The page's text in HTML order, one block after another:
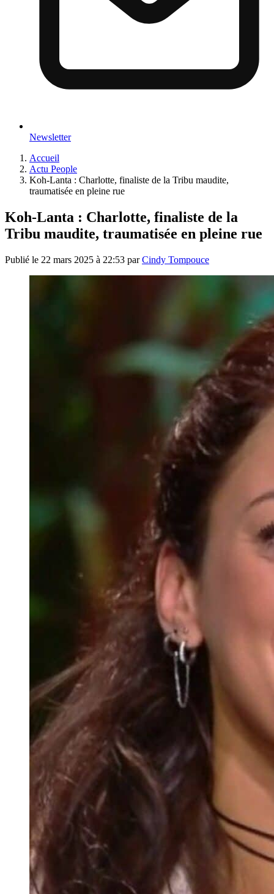
Newsletter
Accueil
Actu People
Koh-Lanta : Charlotte, finaliste de la Tribu maudite,
traumatisée en pleine rue
Koh-Lanta : Charlotte, finaliste de la
Tribu maudite, traumatisée en pleine rue
Publié le 22 mars 2025 à 22:53 parCindy Tompouce